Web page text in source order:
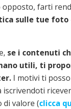
opposto, farti
sulle tue foto
se i contenuti
utili, ti
I motivi ti
iscrivendoti
valore (clicca